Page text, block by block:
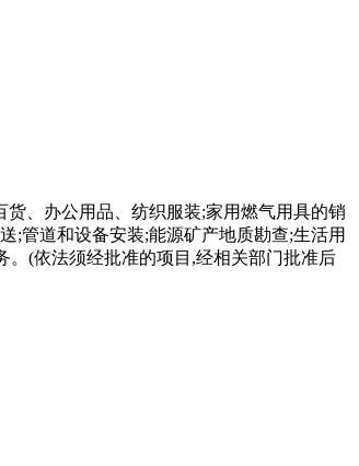
、办公用品、纺织服装;家用燃气用具的销
;管道和设备安装;能源矿产地质勘查;生活用
。(依法须经批准的项目,经相关部门批准后